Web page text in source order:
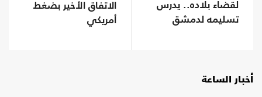
لقضاء بلاده.. يدرس
تسليمه لدمشق
الاتفاق الأخير بضغط
أمريكي
أخبار الساعة